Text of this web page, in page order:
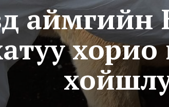
аймгийн